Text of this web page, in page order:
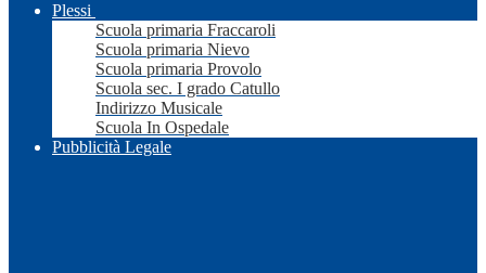
Plessi
Scuola primaria Fraccaroli
Scuola primaria Nievo
Scuola primaria Provolo
Scuola sec. I grado Catullo
Indirizzo Musicale
Scuola In Ospedale
Pubblicità Legale